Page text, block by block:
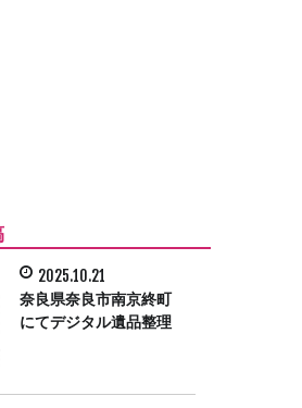
2025.10.21
奈良県奈良市南京終町
にてデジタル遺品整理